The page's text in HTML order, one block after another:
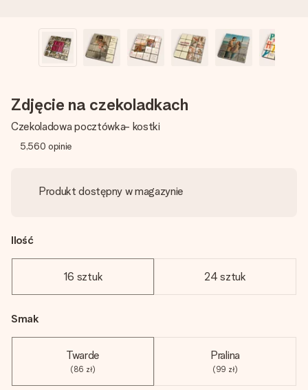
Zdjęcie na czekoladkach
Czekoladowa pocztówka- kostki
5,560 opinie
Produkt dostępny w magazynie
Ilość
16 sztuk 24 sztuk
Smak
Twarde
(86 zł)
Pralina
(99 zł)